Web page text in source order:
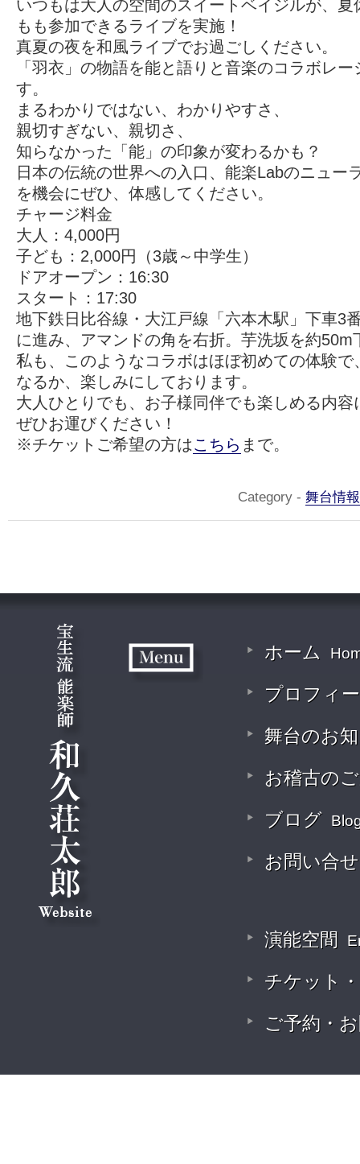
いつもは大人の空間のスイートベイジルが、
もも参加できるライブを実施！
真夏の夜を和風ライブでお過ごしください。
「羽衣」の物語を能と語りと音楽のコラボレ
す。
まるわかりではない、わかりやすさ、
親切すぎない、親切さ、
知らなかった「能」の印象が変わるかも？
日本の伝統の世界への入口、能楽Labのニュー
を機会にぜひ、体感してください。
チャージ料金
大人：4,000円
子ども：2,000円（3歳～中学生）
ドアオープン：16:30
スタート：17:30
地下鉄日比谷線・大江戸線「六本木駅」下車3
に進み、アマンドの角を右折。芋洗坂を約50m
私も、このようなコラボはほぼ初めての体験で
なるか、楽しみにしております。
大人ひとりでも、お子様同伴でも楽しめる内容
ぜひお運びください！
※チケットご希望の方はこちら まで。
Category - 舞台情報
ホーム
プロフィ
舞台のお
お稽古の
ブログ
お問い合
演能空間
チケット
ご予約・